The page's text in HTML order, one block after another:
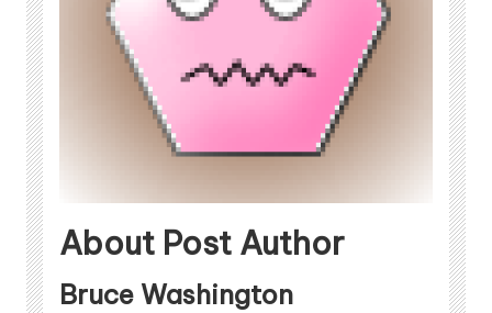
About Post Author
Bruce Washington